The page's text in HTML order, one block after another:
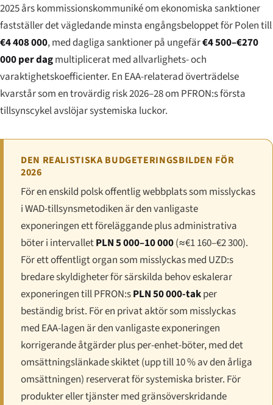
2025 års kommissionskommuniké om ekonomiska sanktioner
fastställer det vägledande minsta engångsbeloppet för Polen till
€4 408 000, med dagliga sanktioner på ungefär€4 500–€270
000 per dagmultiplicerat med allvarlighets- och
varaktighetskoefficienter. En EAA-relaterad överträdelse
kvarstår som en trovärdig risk 2026–28 om PFRON:s första
tillsynscykel avslöjar systemiska luckor.
DEN REALISTISKA BUDGETERINGSBILDEN FÖR
2026
För en enskild polsk offentlig webbplats som misslyckas
i WAD-tillsynsmetodiken är den vanligaste
exponeringen ett föreläggande plus administrativa
böter i intervalletPLN 5 000–10 000(≈€1 160–€2 300).
För ett offentligt organ som misslyckas med UZD:s
bredare skyldigheter för särskilda behov eskalerar
exponeringen till PFRON:sPLN 50 000-takper
beständig brist. För en privat aktör som misslyckas
med EAA-lagen är den vanligaste exponeringen
korrigerande åtgärder plus per-enhet-böter, med det
omsättningslänkade skiktet (upp till 10 % av den årliga
omsättningen) reserverat för systemiska brister. För
produkter eller tjänster med gränsöverskridande